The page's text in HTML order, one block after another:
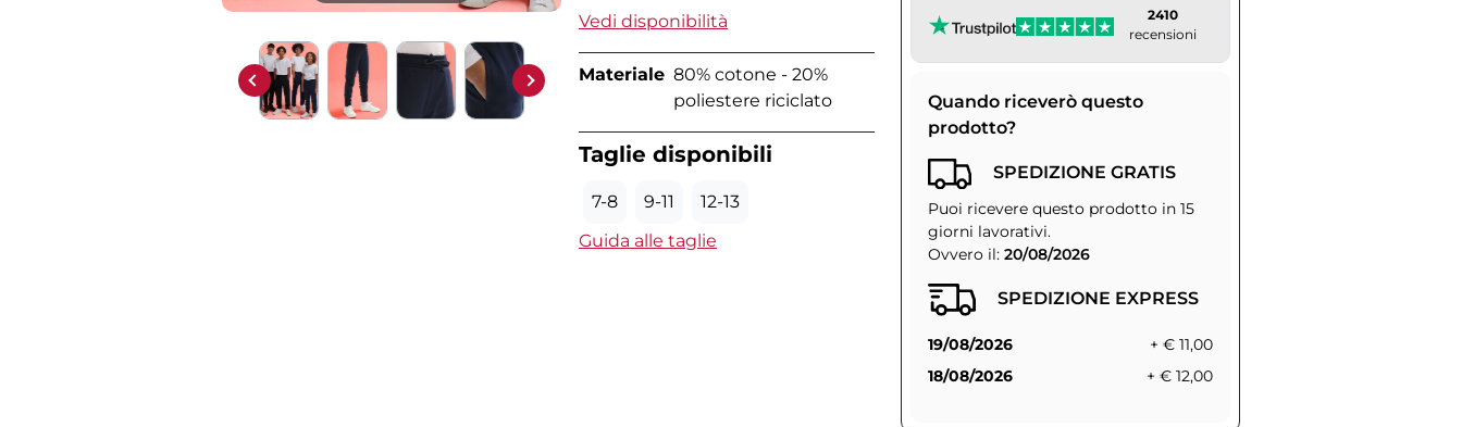
Vedi disponibilità
Materiale 80% cotone - 20%
poliestere riciclato
Taglie disponibili
7-8 9-11
12-13
Guida alle taglie
2410
recensioni
Quando riceverò questo
prodotto?
SPEDIZIONE GRATIS
Puoi ricevere questo prodotto in 15
giorni lavorativi.
Ovvero il: 20/08/2026
SPEDIZIONE EXPRESS
19/08/2026
+ € 11,00
18/08/2026
+ € 12,00